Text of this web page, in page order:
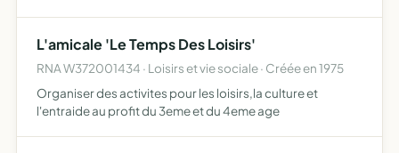
L'amicale 'Le Temps Des Loisirs'
RNA W372001434 · Loisirs et vie sociale · Créée en 1975
Organiser des activites pour les loisirs,la culture et
l'entraide au profit du 3eme et du 4eme age